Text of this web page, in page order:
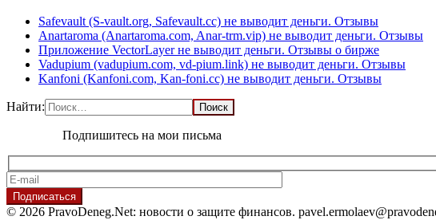
Safevault (S-vault.org, Safevault.cc) не выводит деньги. Отзывы
Anartaroma (Anartaroma.com, Anar-trm.vip) не выводит деньги. Отзывы
Приложение VectorLayer не выводит деньги. Отзывы о бирже
Vadupium (vadupium.com, vd-pium.link) не выводит деньги. Отзывы
Kanfoni (Kanfoni.com, Kan-foni.cc) не выводит деньги. Отзывы
Найти:
Подпишитесь на мои письма
© 2026 PravoDeneg.Net: новости о защите финансов.